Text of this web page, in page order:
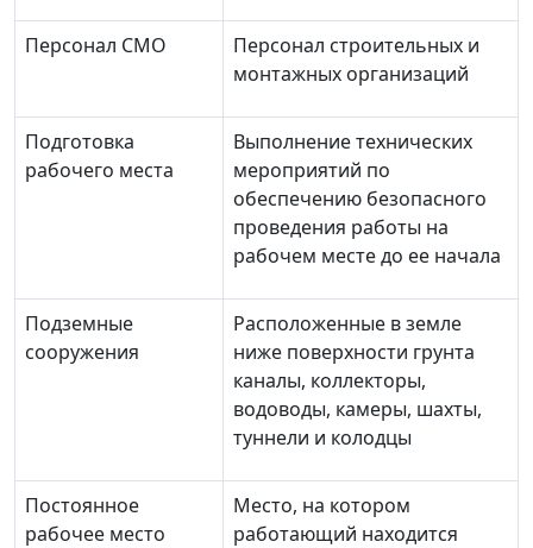
Персонал СМО
Персонал строительных и
монтажных организаций
Подготовка
рабочего места
Выполнение технических
мероприятий по
обеспечению безопасного
проведения работы на
рабочем месте до ее начала
Подземные
сооружения
Расположенные в земле
ниже поверхности грунта
каналы, коллекторы,
водоводы, камеры, шахты,
туннели и колодцы
Постоянное
рабочее место
Место, на котором
работающий находится